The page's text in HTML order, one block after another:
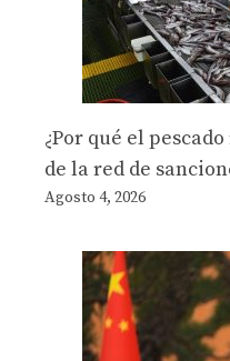
¿Por qué el
de la red de
Agosto 4, 2026